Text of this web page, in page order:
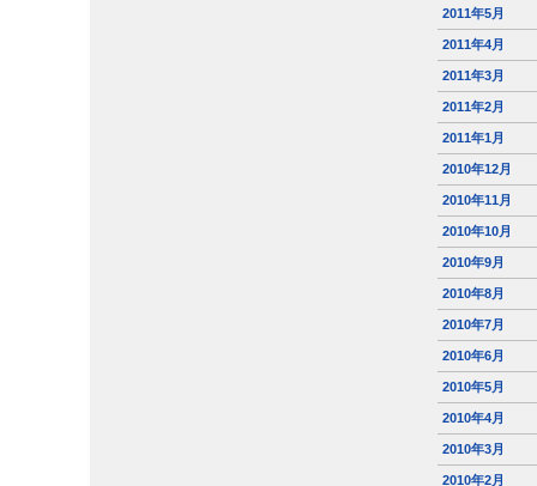
2011年5月
2011年4月
2011年3月
2011年2月
2011年1月
2010年12月
2010年11月
2010年10月
2010年9月
2010年8月
2010年7月
2010年6月
2010年5月
2010年4月
2010年3月
2010年2月